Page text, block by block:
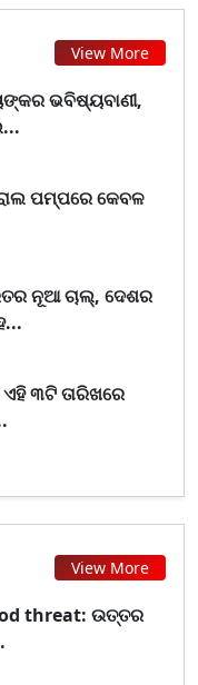
View More
ଭବିଷ୍ୟବାଣୀ,
ପମ୍ପରେ କେବଳ
ନୂଆ ଚାଲ୍, ଦେଶର
ଏହି ୩ଟି ତାରିଖରେ
View More
threat: ଉତ୍ତର